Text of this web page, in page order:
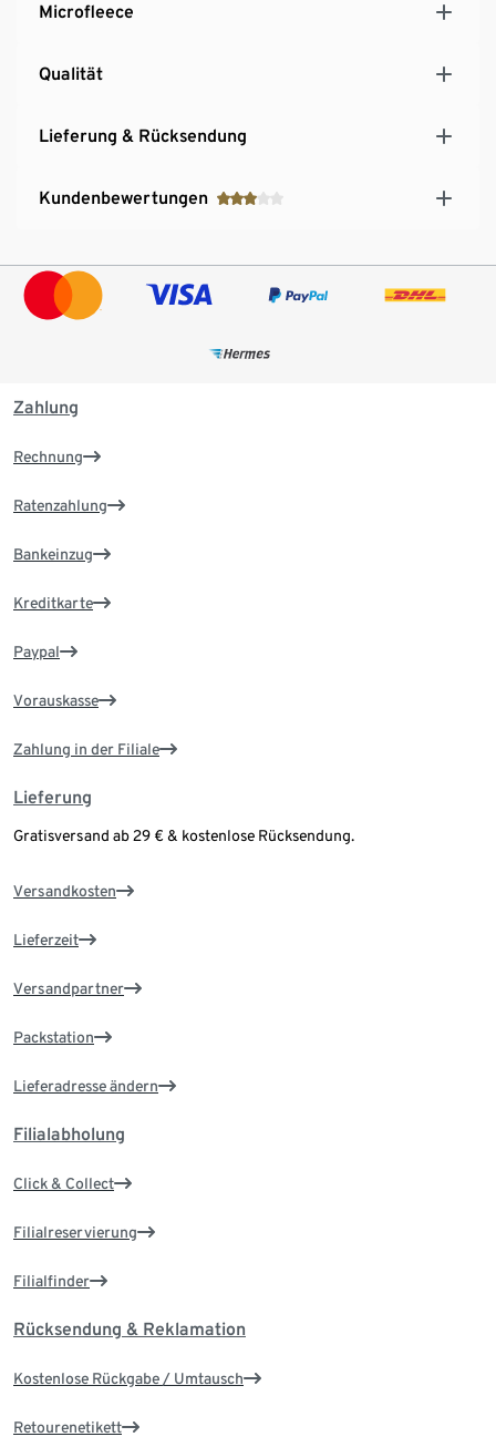
Microfleece
Qualität
Lieferung & Rücksendung
Kundenbewertungen
Zahlung
Rechnung
Ratenzahlung
Bankeinzug
Kreditkarte
Paypal
Vorauskasse
Zahlung in der Filiale
Lieferung
Gratisversand ab 29 € & kostenlose Rücksendung.
Versandkosten
Lieferzeit
Versandpartner
Packstation
Lieferadresse ändern
Filialabholung
Click & Collect
Filialreservierung
Filialfinder
Rücksendung & Reklamation
Kostenlose Rückgabe / Umtausch
Retourenetikett